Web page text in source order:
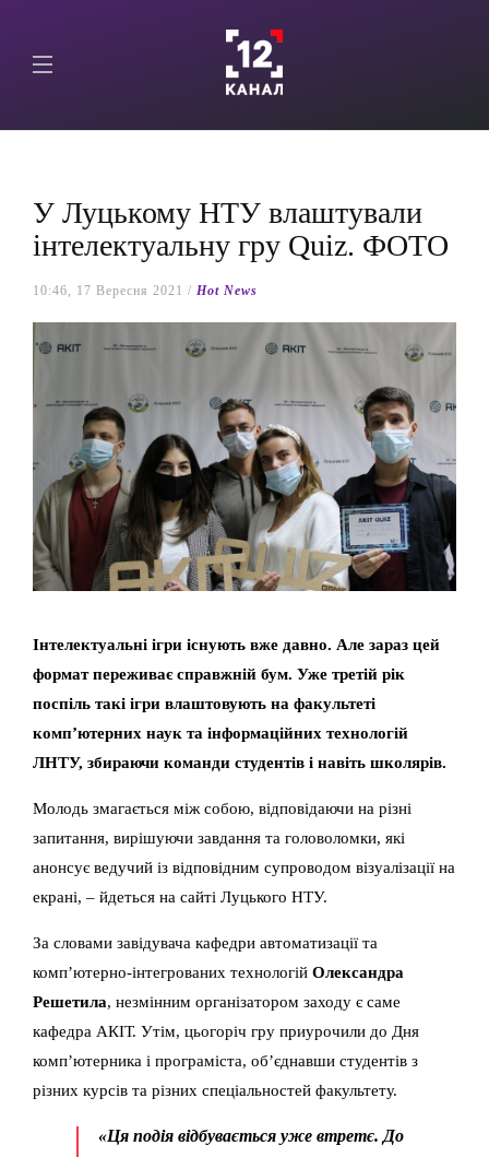
У Луцькому НТУ влаштували
інтелектуальну гру Quiz. ФОТО
10:46, 17 Вересня 2021 / Hot News
Інтелектуальні ігри існують вже давно. Але зараз цей
формат переживає справжній бум. Уже третій рік
поспіль такі ігри влаштовують на факультеті
комп’ютерних наук та інформаційних технологій
ЛНТУ, збираючи команди студентів і навіть школярів.
Молодь змагається між собою, відповідаючи на різні
запитання, вирішуючи завдання та головоломки, які
анонсує ведучий із відповідним супроводом візуалізації на
екрані, – йдеться на сайті Луцького НТУ.
За словами завідувача кафедри автоматизації та
комп’ютерно-інтегрованих технологій Олександра
Решетила, незмінним організатором заходу є саме
кафедра АКІТ. Утім, цьогоріч гру приурочили до Дня
комп’ютерника і програміста, об’єднавши студентів з
різних курсів та різних спеціальностей факультету.
«Ця подія відбувається уже втретє. До